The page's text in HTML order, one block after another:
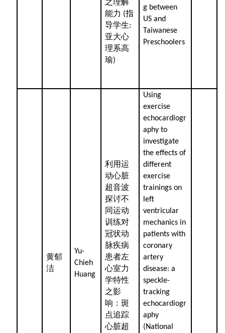
之理解
能力 (指
导学生:
亚大心
理系高
瑜)
g between
US and
Taiwanese
Preschoolers
黄郁
洁
Yu-
Chieh
Huang
利用运
动心脏
超音波
探讨不
同运动
训练对
冠状动
脉疾病
患者左
心室力
学特性
之影
响：斑
点追踪
心脏超
Using
exercise
echocardiogr
aphy to
investigate
the effects of
different
exercise
trainings on
left
ventricular
mechanics in
patients with
coronary
artery
disease: a
speckle-
tracking
echocardiogr
aphy
(National